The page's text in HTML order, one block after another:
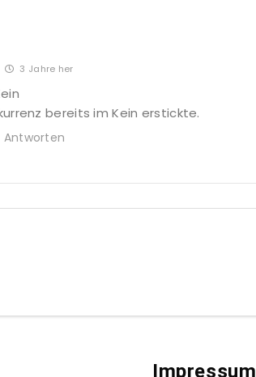
3 Jahre her
bereits im Kein erstickte.
Antworten
Impressum